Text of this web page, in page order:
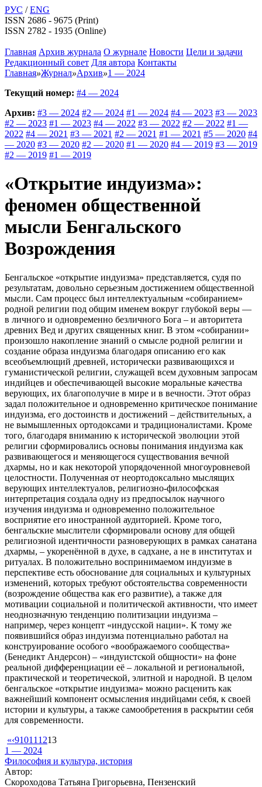
РУС /ENG
ISSN 2686 - 9675 (Print)
ISSN 2782 - 1935 (Online)
Главная Архив журнала О журнале Новости Цели и задачи
Редакционный совет Для автора Контакты
Главная»Журнал»Архив»1 — 2024
Текущий номер: #4 — 2024
Архив: #3 — 2024 #2 — 2024 #1 — 2024 #4 — 2023 #3 — 2023
#2 — 2023 #1 — 2023 #4 — 2022 #3 — 2022 #2 — 2022 #1 —
2022 #4 — 2021 #3 — 2021 #2 — 2021 #1 — 2021 #5 — 2020 #4
— 2020 #3 — 2020 #2 — 2020 #1 — 2020 #4 — 2019 #3 — 2019
#2 — 2019 #1 — 2019
«Открытие индуизма»:
феномен общественной
мысли Бенгальского
Возрождения
Бенгальское «открытие индуизма» представляется, судя по
результатам, довольно серьезным достижением общественной
мысли. Сам процесс был интеллектуальным «собиранием»
родной религии под общим именем вокруг глубокой веры —
в личного и одновременно безличного Бога – и авторитета
древних Вед и других священных книг. В этом «собирании»
произошло накопление знаний о смысле родной религии и
создание образа индуизма благодаря описанию его как
всеобъемлющий древней, исторически развивающихся и
гуманистической религии, служащей всем духовным запросам
индийцев и обеспечивающей высокие моральные качества
верующих, их благополучие в мире и в вечности. Этот образ
задал положительное и одновременно критическое понимание
индуизма, его достоинств и достижений – действительных, а
не вымышленных ортодоксами и традиционалистами. Кроме
того, благодаря вниманию к исторической эволюции этой
религии сформировались основы понимания индуизма как
развивающегося и меняющегося существования вечной
дхармы, но и как некоторой упорядоченной многоуровневой
целостности. Полученная от неортодоксально мыслящих
верующих интеллектуалов, религиозно-философская
интерпретация создала одну из предпосылок научного
изучения индуизма и одновременно положительное
восприятие его иностранной аудиторией. Кроме того,
бенгальские мыслители сформировали основу для общей
религиозной идентичности разноверующих в рамках санатана
дхармы, – укоренённой в духе, в садхане, а не в институтах и
ритуалах. В положительно воспринимаемом индуизме в
перспективе есть обоснование для социальных и культурных
изменений, которых требуют обстоятельства современности
(возрождение общества как его развитие), а также для
мотивации социальной и политической активности, что имеет
неоднозначную тенденцию политизации индуизма –
например, через концепт «индусской нации». К тому же
появившийся образ индуизма потенциально работал на
конструирование особого «воображаемого сообщества»
(Бенедикт Андерсон) – «индуистской общности» на фоне
реальной дифференциации её – локальной и региональной,
практической и теоретической, элитной и народной. В целом
бенгальское «открытие индуизма» можно расценить как
важнейший компонент осмысления индийцами себя, к своей
истории и культуры, а также самообретения в раскрытии себя
для современности.
«‹91011 1213
1 — 2024
Философия и культура, история
Автор:
Скороходова Татьяна Григорьевна, Пензенский